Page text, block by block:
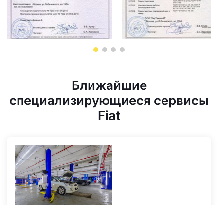
Ближайшие
специализирующиеся сервисы
Fiat